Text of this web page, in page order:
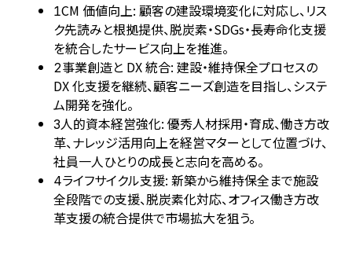
1CM 価値向上: 顧客の建設環境変化に対応し、リス
ク先読みと根拠提供、脱炭素・SDGs・長寿命化支援
を統合したサービス向上を推進。
2事業創造と DX 統合: 建設・維持保全プロセスの
DX 化支援を継続、顧客ニーズ創造を目指し、システ
ム開発を強化。
3人的資本経営強化: 優秀人材採用・育成、働き方改
革、ナレッジ活用向上を経営マターとして位置づけ、
社員一人ひとりの成長と志向を高める。
4ライフサイクル支援: 新築から維持保全まで施設
全段階での支援、脱炭素化対応、オフィス働き方改
革支援の統合提供で市場拡大を狙う。